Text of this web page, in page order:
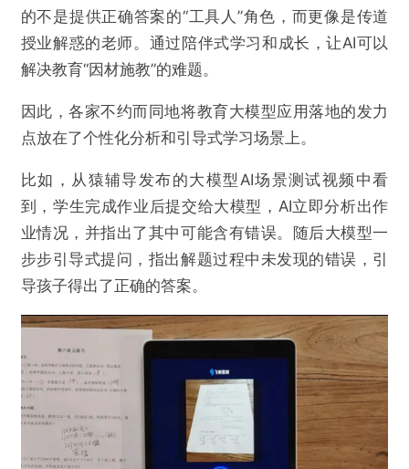
的不是提供正确答案的“工具人”角色，而更像是传道
授业解惑的老师。通过陪伴式学习和成长，让AI可以
解决教育“因材施教”的难题。
因此，各家不约而同地将教育大模型应用落地的发力
点放在了个性化分析和引导式学习场景上。
比如，从猿辅导发布的大模型AI场景测试视频中看
到，学生完成作业后提交给大模型，AI立即分析出作
业情况，并指出了其中可能含有错误。随后大模型一
步步引导式提问，指出解题过程中未发现的错误，引
导孩子得出了正确的答案。